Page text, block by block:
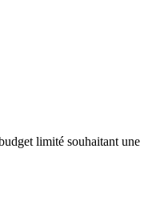
limité souhaitant une